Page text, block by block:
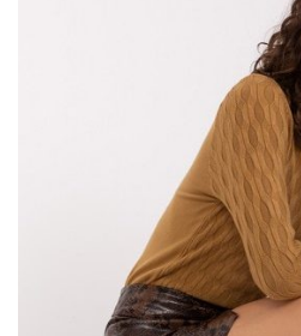
ekologicznego
Zalety tej kurtki są wielorakie.
niej ekologiczne futerko nie
tle miętowego materiału, ale
środowiska opcję. Modny odcień
komponuje się z wieloma
sprawia, że kurtka jest niezwykle
ją nosić zarówno na codzienne
eleganckich stylizacji.
Interesującą cechą kurtek z
ich różnorodność. W ofercie